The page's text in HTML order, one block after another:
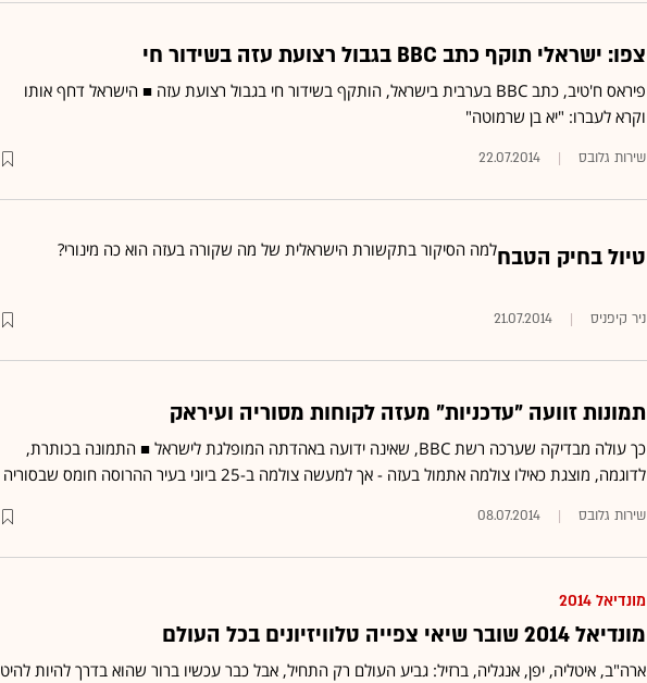
צפו: ישראלי תוקף כתב BBC בגבול רצועת עזה בשידור חי
פיראס ח'טיב, כתב BBC בערבית בישראל, הותקף בשידור חי בגבול רצועת עזה ■ הישראל דחף אותו
וקרא לעברו: "יא בן שרמוטה"
שירות גלובס 22.07.2014
טיול בחיק הטבחלמה הסיקור בתקשורת הישראלית של מה שקורה בעזה הוא כה מינורי?
ניר קיפניס 21.07.2014
תמונות זוועה "עדכניות" מעזה לקוחות מסוריה ועיראק
כך עולה מבדיקה שערכה רשת BBC, שאינה ידועה באהדתה המופלגת לישראל ■ התמונה בכותרת,
לדוגמה, מוצגת כאילו צולמה אתמול בעזה - אך למעשה צולמה ב-25 ביוני בעיר ההרוסה חומס שבסוריה
שירות גלובס 08.07.2014
מונדיאל 2014
מונדיאל 2014 שובר שיאי צפייה טלוויזיונים בכל העולם
ארה"ב, איטליה, יפן, אנגליה, ברזיל: גביע העולם רק התחיל, אבל כבר עכשיו ברור שהוא בדרך להיות להיט